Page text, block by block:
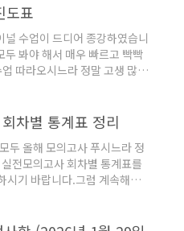
정시험 전날까지의 스케쥴
하의 스케쥴은 커리큘럼을 모
니다. 본인이 아직 들을 강의
최우선입니다. 예를 들어, 파
아직 남아있다면 이를 필히 빨
도표
수업이 드디어 종강하였습니
봐야 해서 매우 빠르고 빡빡
따라오시느라 정말 고생 많으
리 잘 하셔서 시험날 좋은 성
니다!끝까지 화이팅!! - 모두에
석 드림.
차별 통계표 정리
두 올해 모의고사 푸시느라 정
전모의고사 회차별 통계표를
시기 바랍니다.그럼 계속해서